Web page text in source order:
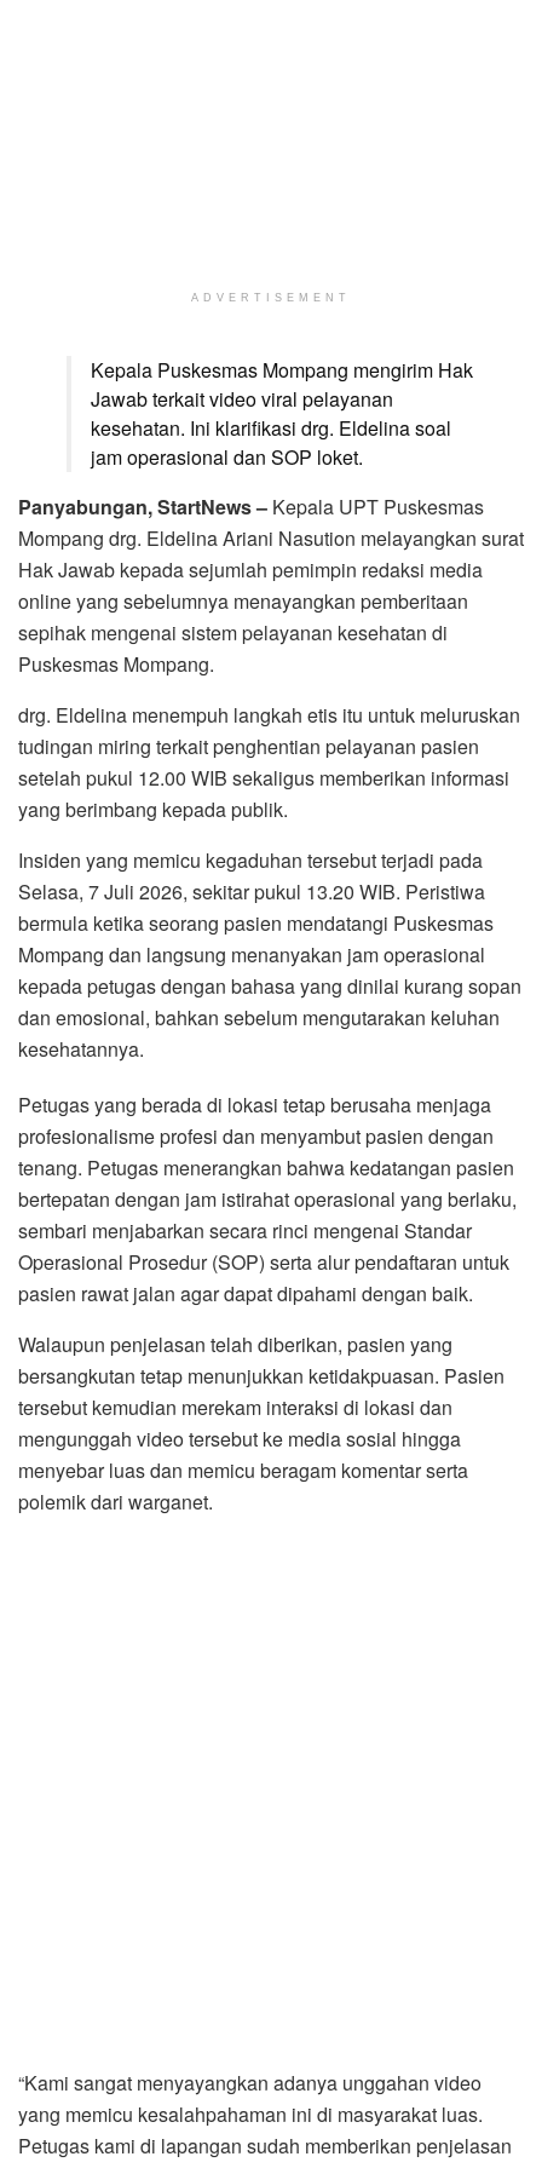
ADVERTISEMENT
Kepala Puskesmas Mompang mengirim Hak
Jawab terkait video viral pelayanan
kesehatan. Ini klarifikasi drg. Eldelina soal
jam operasional dan SOP loket.
Panyabungan, StartNews – Kepala UPT Puskesmas
Mompang drg. Eldelina Ariani Nasution melayangkan surat
Hak Jawab kepada sejumlah pemimpin redaksi media
online yang sebelumnya menayangkan pemberitaan
sepihak mengenai sistem pelayanan kesehatan di
Puskesmas Mompang.
drg. Eldelina menempuh langkah etis itu untuk meluruskan
tudingan miring terkait penghentian pelayanan pasien
setelah pukul 12.00 WIB sekaligus memberikan informasi
yang berimbang kepada publik.
Insiden yang memicu kegaduhan tersebut terjadi pada
Selasa, 7 Juli 2026, sekitar pukul 13.20 WIB. Peristiwa
bermula ketika seorang pasien mendatangi Puskesmas
Mompang dan langsung menanyakan jam operasional
kepada petugas dengan bahasa yang dinilai kurang sopan
dan emosional, bahkan sebelum mengutarakan keluhan
kesehatannya.
Petugas yang berada di lokasi tetap berusaha menjaga
profesionalisme profesi dan menyambut pasien dengan
tenang. Petugas menerangkan bahwa kedatangan pasien
bertepatan dengan jam istirahat operasional yang berlaku,
sembari menjabarkan secara rinci mengenai Standar
Operasional Prosedur (SOP) serta alur pendaftaran untuk
pasien rawat jalan agar dapat dipahami dengan baik.
Walaupun penjelasan telah diberikan, pasien yang
bersangkutan tetap menunjukkan ketidakpuasan. Pasien
tersebut kemudian merekam interaksi di lokasi dan
mengunggah video tersebut ke media sosial hingga
menyebar luas dan memicu beragam komentar serta
polemik dari warganet.
“Kami sangat menyayangkan adanya unggahan video
yang memicu kesalahpahaman ini di masyarakat luas.
Petugas kami di lapangan sudah memberikan penjelasan